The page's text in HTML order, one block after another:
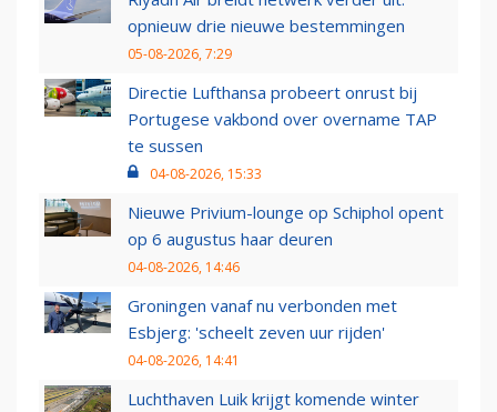
opnieuw drie nieuwe bestemmingen
05-08-2026, 7:29
Directie Lufthansa probeert onrust bij
Portugese vakbond over overname TAP
te sussen
04-08-2026, 15:33
Nieuwe Privium-lounge op Schiphol opent
op 6 augustus haar deuren
04-08-2026, 14:46
Groningen vanaf nu verbonden met
Esbjerg: 'scheelt zeven uur rijden'
04-08-2026, 14:41
Luchthaven Luik krijgt komende winter